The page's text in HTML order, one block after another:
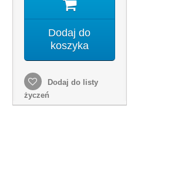
Dodaj do
koszyka
Dodaj do listy
życzeń